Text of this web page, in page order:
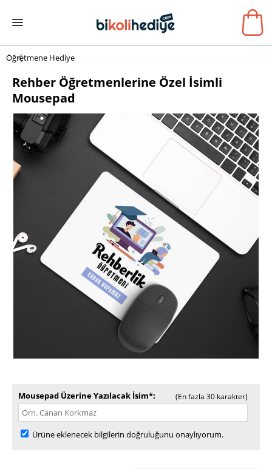
Öğretmene Hediye
Rehber Öğretmenlerine Özel İsimli
Mousepad
Mousepad Üzerine Yazılacak İsim* (En fazla 30 karakter)
Ürüne eklenecek bilgilerin doğruluğunu onaylıyorum.